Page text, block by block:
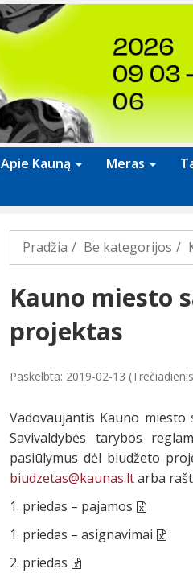
Apie Kauną Meras
Pradžia Be kategorijos
Kauno miesto
projektas
Paskelbta: 2019-02-13
Vadovaujantis Kauno
Savivaldybės tarybos
pasiūlymus dėl biudžeto
biudzetas@kaunas.ltarba
1. priedas – pajamos
1. priedas – asignavimai
2. priedas